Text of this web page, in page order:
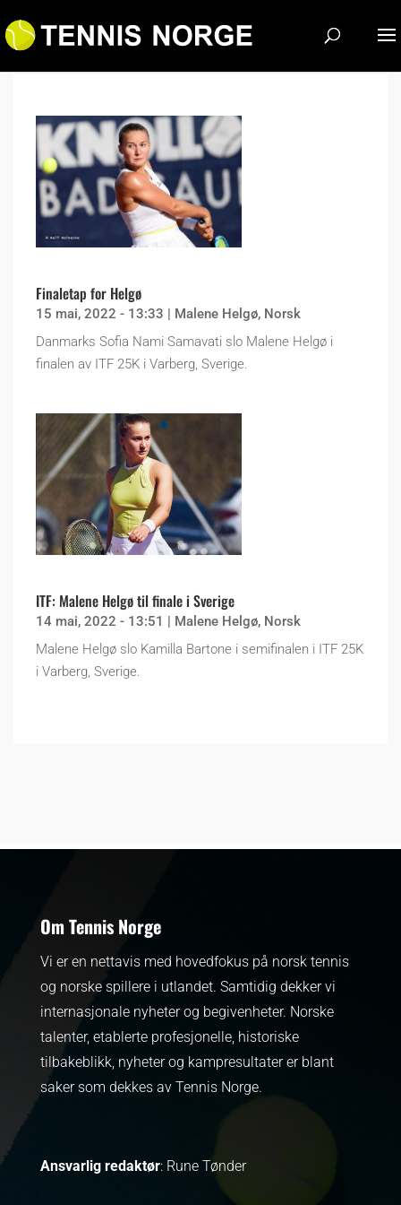
Finaletap for Helgø
15 mai, 2022 - 13:33 Malene Helgø, Norsk
Danmarks Sofia Nami Samavati slo Malene Helgø i
finalen av ITF 25K i Varberg, Sverige.
ITF: Malene Helgø til finale i Sverige
14 mai, 2022 - 13:51 Malene Helgø, Norsk
Malene Helgø slo Kamilla Bartone i semifinalen i ITF 25K
i Varberg, Sverige.
Om Tennis Norge
Vi er en nettavis med hovedfokus på norsk tennis
og norske spillere i utlandet. Samtidig dekker vi
internasjonale nyheter og begivenheter. Norske
talenter, etablerte profesjonelle, historiske
tilbakeblikk, nyheter og kampresultater er blant
saker som dekkes av Tennis Norge.
Ansvarlig redaktør: Rune Tønder